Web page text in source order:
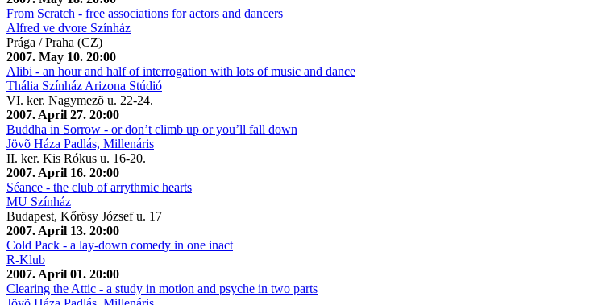
From Scratch - free associations for actors and dancers
Alfred ve dvore Színház
Prága / Praha (CZ)
2007. May 10. 20:00
Alibi - an hour and half of interrogation with lots of music and dance
Thália Színház Arizona Stúdió
VI. ker. Nagymezõ u. 22-24.
2007. April 27. 20:00
Buddha in Sorrow - or don’t climb up or you’ll fall down
Jövõ Háza Padlás, Millenáris
II. ker. Kis Rókus u. 16-20.
2007. April 16. 20:00
Séance - the club of arrythmic hearts
MU Színház
Budapest, Kőrösy József u. 17
2007. April 13. 20:00
Cold Pack - a lay-down comedy in one inact
R-Klub
2007. April 01. 20:00
Clearing the Attic - a study in motion and psyche in two parts